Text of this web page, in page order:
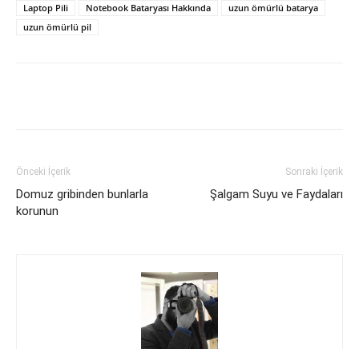
Laptop Pili
Notebook Bataryası Hakkında
uzun ömürlü batarya
uzun ömürlü pil
Önceki İçerik
Domuz gribinden bunlarla
korunun
Sonraki İçerik
Şalgam Suyu ve Faydaları